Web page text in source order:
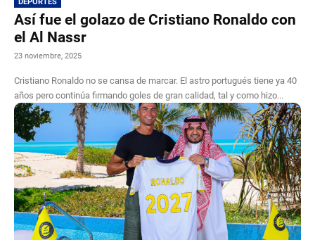
Así fue el golazo de Cristiano Ronaldo con
el Al Nassr
23 noviembre, 2025
Cristiano Ronaldo no se cansa de marcar. El astro portugués tiene ya 40
años pero continúa firmando goles de gran calidad, tal y como hizo...